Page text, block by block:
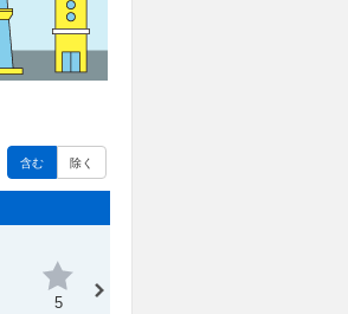
含む 除く
5